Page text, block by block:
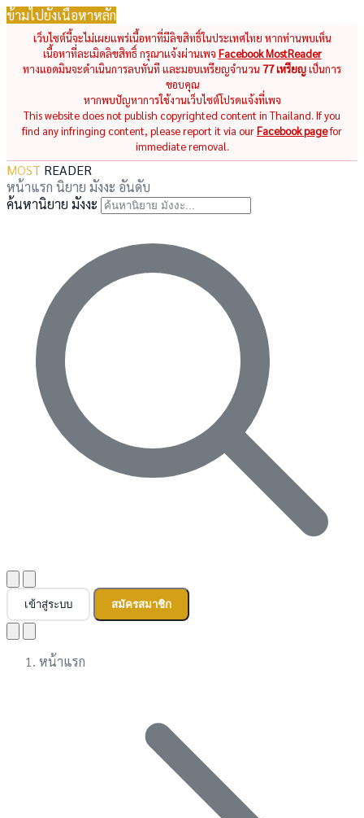
ข้ามไปยังเนื้อหาหลัก
เว็บไซต์นี้จะไม่เผยแพร่เนื้อหาที่มีลิขสิทธิ์ในประเทศไทย หากท่านพบเห็น
เนื้อหาที่ละเมิดลิขสิทธิ์ กรุณาแจ้งผ่านเพจ Facebook MostReader
ทางแอดมินจะดำเนินการลบทันที และมอบเหรียญจำนวน 77 เหรียญเป็นการ
ขอบคุณ
หากพบปัญหาการใช้งานเว็บไซต์โปรดแจ้งที่เพจ
This website does not publish copyrighted content in Thailand. If you
find any infringing content, please report it via ourFacebook pagefor
immediate removal.
MOST READER
หน้าแรก นิยาย มังงะ อันดับ
ค้นหานิยาย มังงะ
เข้าสู่ระบบ สมัครสมาชิก
หน้าแรก